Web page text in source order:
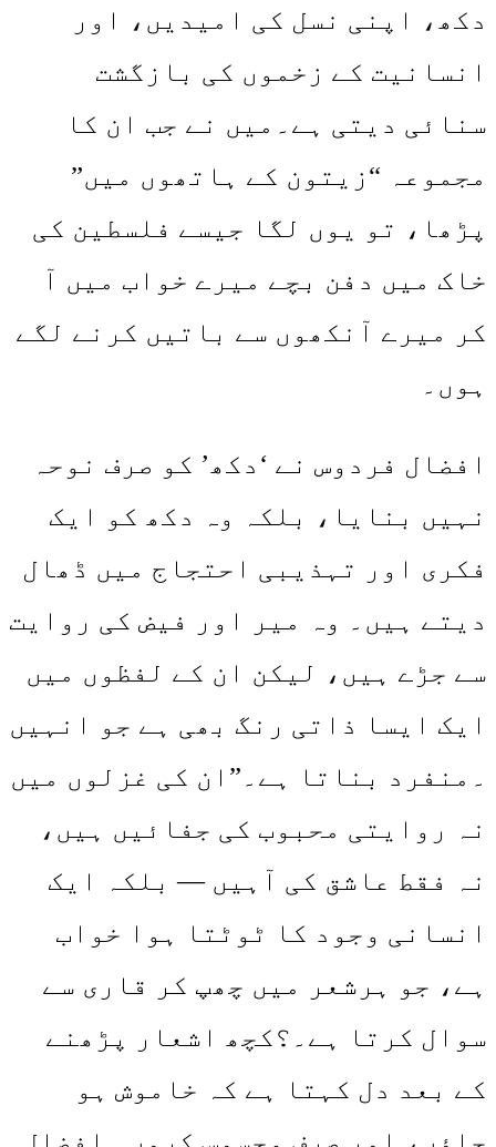
دکھ، اپنی نسل کی امیدیں، اور
انسانیت کے زخموں کی بازگشت
سنائی دیتی ہے۔میں نے جب ان کا
مجموعہ “زیتون کے ہاتھوں میں”
پڑھا، تو یوں لگا جیسے فلسطین کی
خاک میں دفن بچے میرے خواب میں آ
کر میرے آنکھوں سے باتیں کرنے لگے
ہوں۔
افضال فردوس نے ‘دکھ’ کو صرف نوحہ
نہیں بنایا، بلکہ وہ دکھ کو ایک
فکری اور تہذیبی احتجاج میں ڈھال
دیتے ہیں۔ وہ میر اور فیض کی روایت
سے جڑے ہیں، لیکن ان کے لفظوں میں
ایک ایسا ذاتی رنگ بھی ہے جو انہیں
۔منفرد بناتا ہے۔”ان کی غزلوں میں
نہ روایتی محبوب کی جفائیں ہیں،
نہ فقط عاشق کی آہیں — بلکہ ایک
انسانی وجود کا ٹوٹتا ہوا خواب
ہے، جو ہرشعر میں چھپ کر قاری سے
سوال کرتا ہے۔؟کچھ اشعار پڑھنے
کے بعد دل کہتا ہے کہ خاموش ہو